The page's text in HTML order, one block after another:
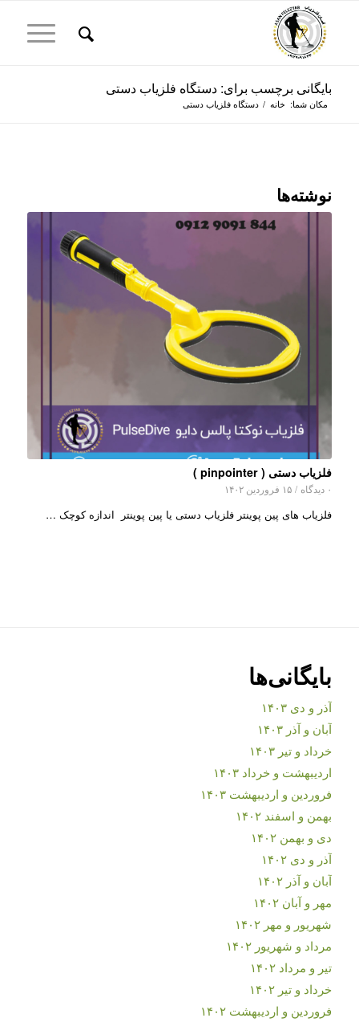
بایگانی برچسب برای: دستگاه فلزیاب دستی
مکان شما: خانه / دستگاه فلزیاب دستی
نوشته‌ها
فلزیاب دستی ( pinpointer )
۰ دیدگاه / ۱۵ فروردین ۱۴۰۲
فلزیاب های پین پوینتر فلزیاب دستی یا پین پوینتر اندازه کوچک …
بایگانی‌ها
آذر و دی ۱۴۰۳
آبان و آذر ۱۴۰۳
خرداد و تیر ۱۴۰۳
اردیبهشت و خرداد ۱۴۰۳
فروردین و اردیبهشت ۱۴۰۳
بهمن و اسفند ۱۴۰۲
دی و بهمن ۱۴۰۲
آذر و دی ۱۴۰۲
آبان و آذر ۱۴۰۲
مهر و آبان ۱۴۰۲
شهریور و مهر ۱۴۰۲
مرداد و شهریور ۱۴۰۲
تیر و مرداد ۱۴۰۲
خرداد و تیر ۱۴۰۲
فروردین و اردیبهشت ۱۴۰۲